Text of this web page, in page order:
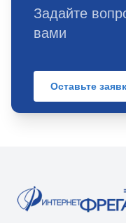
Задайте
вами
Оставьте